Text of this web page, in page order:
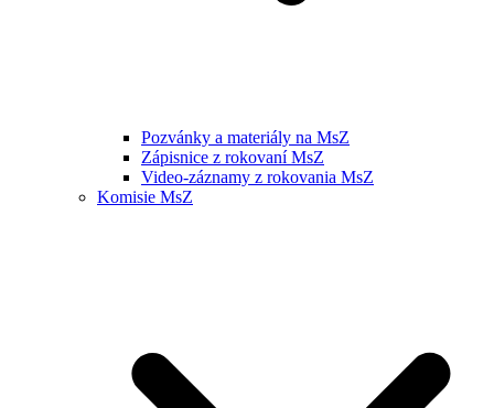
Pozvánky a materiály na MsZ
Zápisnice z rokovaní MsZ
Video-záznamy z rokovania MsZ
Komisie MsZ